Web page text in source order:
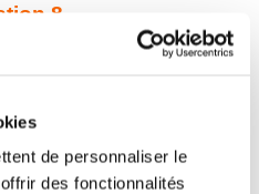
de personnaliser le
des fonctionnalités
8.
Présent
9.
Présent